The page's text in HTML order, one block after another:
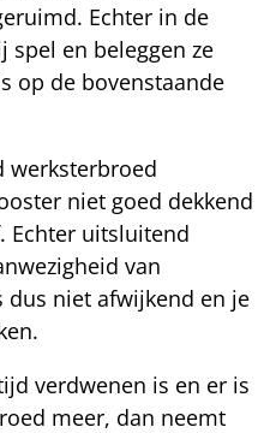
Echter in de
spel en beleggen ze
op de bovenstaande
werksterbroed
niet goed dekkend
Echter uitsluitend
van
dus niet afwijkend en je
verdwenen is en er is
meer, dan neemt